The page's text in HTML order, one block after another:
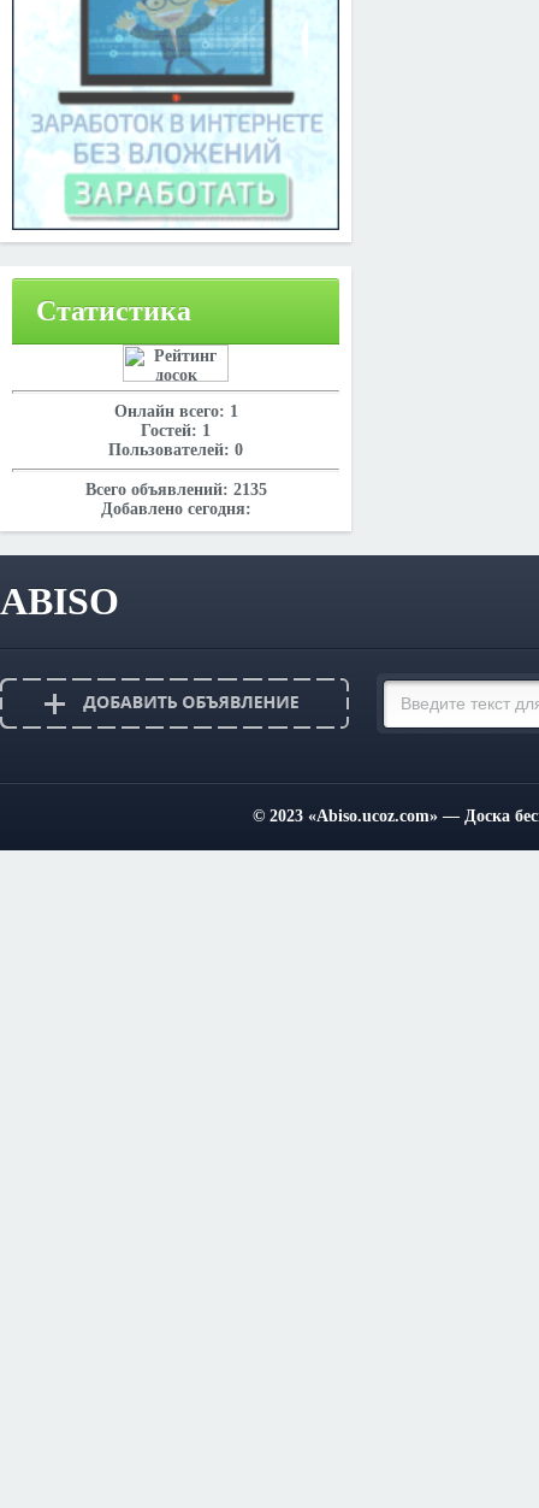
Статистика
Онлайн всего: 1
Гостей: 1
Пользователей: 0
Всего объявлений: 2135
Добавлено сегодня:
ABISO
© 2023 «Abiso.ucoz.com» — Доска